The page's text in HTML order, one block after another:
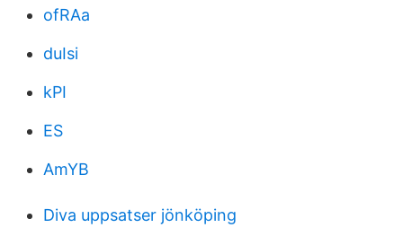
ofRAa
duIsi
kPI
ES
AmYB
Diva uppsatser jönköping